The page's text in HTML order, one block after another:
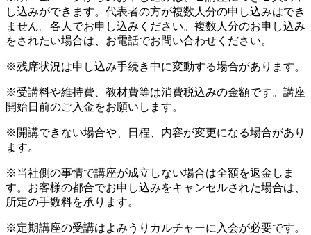
し込みができます。代表者の方が複数人分の申し込みはでき
ません。各人でお申し込みください。複数人分のお申し込み
をされたい場合は、お電話でお問い合わせください。
※残席状況は申し込み手続き中に変動する場合があります。
※受講料や維持費、教材費等は消費税込みの金額です。講座
開始日前のご入金をお願いします。
※開講できない場合や、日程、内容が変更になる場合があり
ます。
※当社側の事情で講座が成立しない場合は全額を返金しま
す。お客様の都合でお申し込みをキャンセルされた場合は、
所定の手数料を承ります。
※定期講座の受講はよみうりカルチャーに入会が必要です。